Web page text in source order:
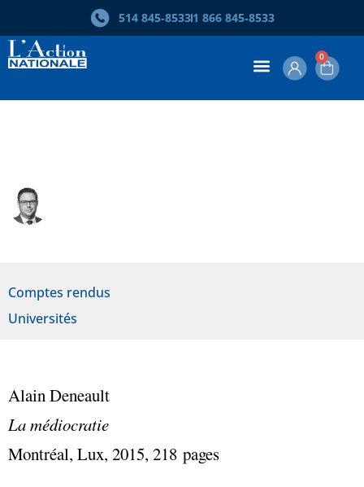
514 845‑85331 866 845‑8533
0
Comptes rendus
Universités
Alain Deneault
La médiocratie
Montréal, Lux, 2015, 218 pages